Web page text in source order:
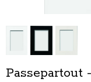
Passepartout